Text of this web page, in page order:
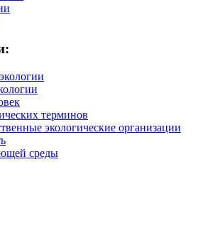
терминов
экологические организации
среды